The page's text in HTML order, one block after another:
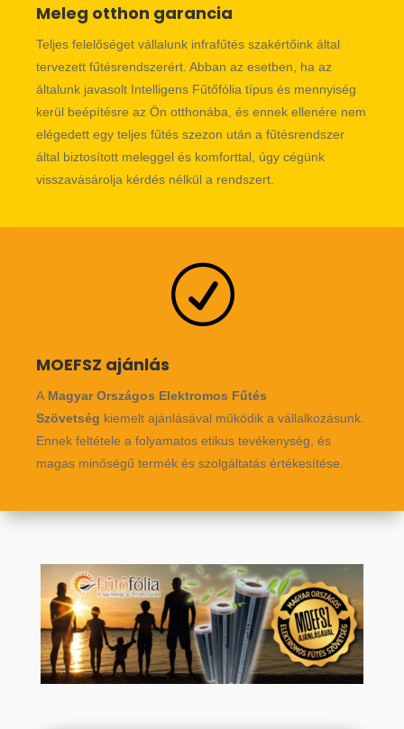
Meleg otthon garancia
Teljes felelőséget vállalunk infrafűtés szakértőink által
tervezett fűtésrendszerért. Abban az esetben, ha az
általunk javasolt Intelligens Fűtőfólia típus és mennyiség
kerül beépítésre az Ön otthonába, és ennek ellenére nem
elégedett egy teljes fűtés szezon után a fűtésrendszer
által biztosított meleggel és komforttal, úgy cégünk
visszavásárolja kérdés nélkül a rendszert.
R
MOEFSZ ajánlás
A Magyar Országos Elektromos Fűtés
Szövetség kiemelt ajánlásával működik a vállalkozásunk.
Ennek feltétele a folyamatos etikus tevékenység, és
magas minőségű termék és szolgáltatás értékesítése.